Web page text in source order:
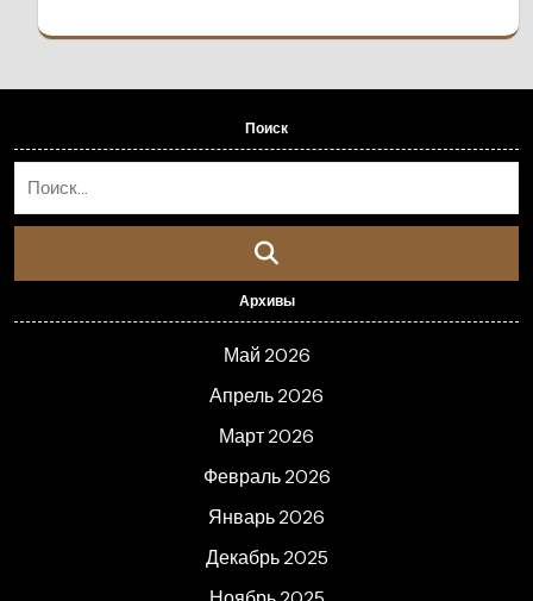
Поиск
Архивы
Май 2026
Апрель 2026
Март 2026
Февраль 2026
Январь 2026
Декабрь 2025